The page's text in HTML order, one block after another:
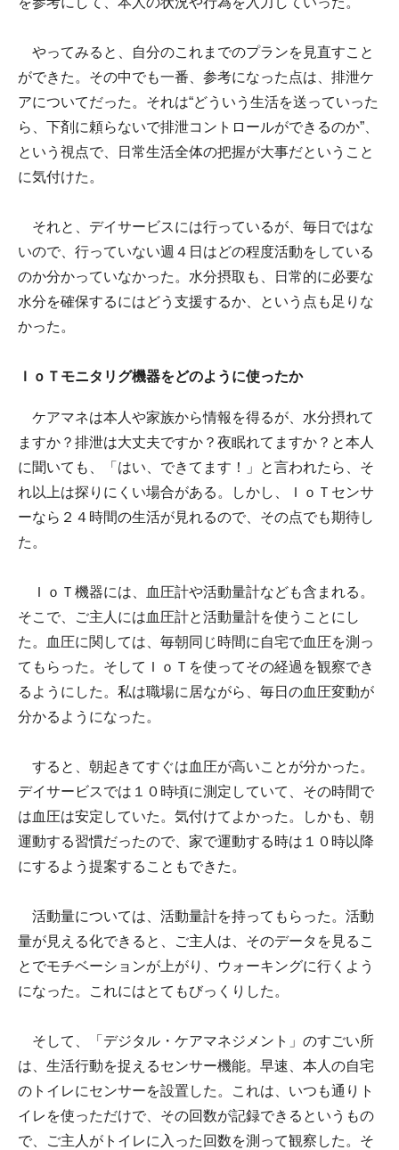
やってみると、自分のこれまでのプランを見直すこと
ができた。その中でも一番、参考になった点は、排泄ケ
アについてだった。それは“どういう生活を送っていった
ら、下剤に頼らないで排泄コントロールができるのか”、
という視点で、日常生活全体の把握が大事だということ
に気付けた。
それと、デイサービスには行っているが、毎日ではな
いので、行っていない週４日はどの程度活動をしている
のか分かっていなかった。水分摂取も、日常的に必要な
水分を確保するにはどう支援するか、という点も足りな
かった。
ＩｏＴモニタリグ機器をどのように使ったか
ケアマネは本人や家族から情報を得るが、水分摂れて
ますか？排泄は大丈夫ですか？夜眠れてますか？と本人
に聞いても、「はい、できてます！」と言われたら、そ
れ以上は探りにくい場合がある。しかし、ＩｏＴセンサ
ーなら２４時間の生活が見れるので、その点でも期待し
た。
ＩｏＴ機器には、血圧計や活動量計なども含まれる。
そこで、ご主人には血圧計と活動量計を使うことにし
た。血圧に関しては、毎朝同じ時間に自宅で血圧を測っ
てもらった。そしてＩｏＴを使ってその経過を観察でき
るようにした。私は職場に居ながら、毎日の血圧変動が
分かるようになった。
すると、朝起きてすぐは血圧が高いことが分かった。
デイサービスでは１０時頃に測定していて、その時間で
は血圧は安定していた。気付けてよかった。しかも、朝
運動する習慣だったので、家で運動する時は１０時以降
にするよう提案することもできた。
活動量については、活動量計を持ってもらった。活動
量が見える化できると、ご主人は、そのデータを見るこ
とでモチベーションが上がり、ウォーキングに行くよう
になった。これにはとてもびっくりした。
そして、「デジタル・ケアマネジメント」のすごい所
は、生活行動を捉えるセンサー機能。早速、本人の自宅
のトイレにセンサーを設置した。これは、いつも通りト
イレを使っただけで、その回数が記録できるというもの
で、ご主人がトイレに入った回数を測って観察した。そ